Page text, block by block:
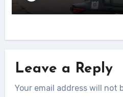
Leave a Reply
Your email address will not